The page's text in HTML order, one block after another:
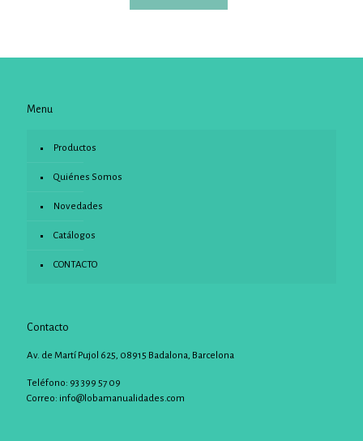
Menu
Productos
Quiénes Somos
Novedades
Catálogos
CONTACTO
Contacto
Av. de Martí Pujol 625, 08915 Badalona, Barcelona
Teléfono: 93 399 57 09
Correo: info@lobamanualidades.com